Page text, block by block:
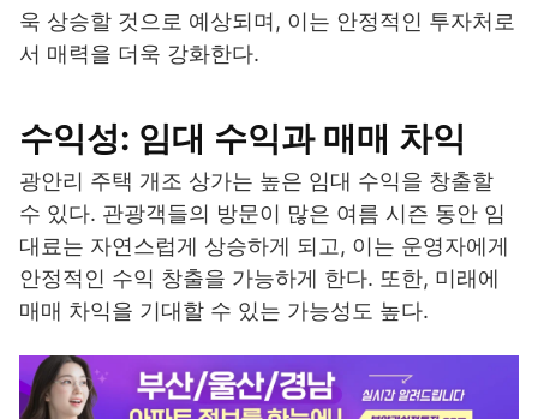
욱 상승할 것으로 예상되며, 이는 안정적인 투자처로
서 매력을 더욱 강화한다.
수익성: 임대 수익과 매매 차익
광안리 주택 개조 상가는 높은 임대 수익을 창출할
수 있다. 관광객들의 방문이 많은 여름 시즌 동안 임
대료는 자연스럽게 상승하게 되고, 이는 운영자에게
안정적인 수익 창출을 가능하게 한다. 또한, 미래에
매매 차익을 기대할 수 있는 가능성도 높다.